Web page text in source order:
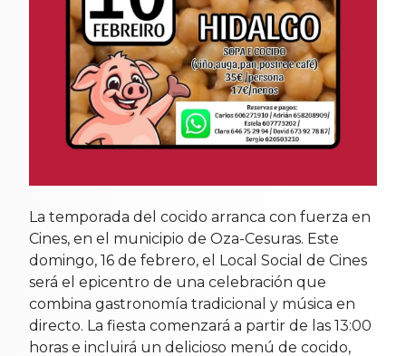
La temporada del cocido arranca con fuerza en
Cines, en el municipio de Oza-Cesuras. Este
domingo, 16 de febrero, el Local Social de Cines
será el epicentro de una celebración que
combina gastronomía tradicional y música en
directo. La fiesta comenzará a partir de las 13:00
horas e incluirá un delicioso menú de cocido,